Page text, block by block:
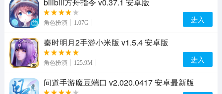
角色扮演 1.07G 进入
秦时明月2手游小米版 v1.5.4 安卓版
角色扮演 125.9M 进入
问道手游魔豆端口 v2.020.0417 安卓最新版